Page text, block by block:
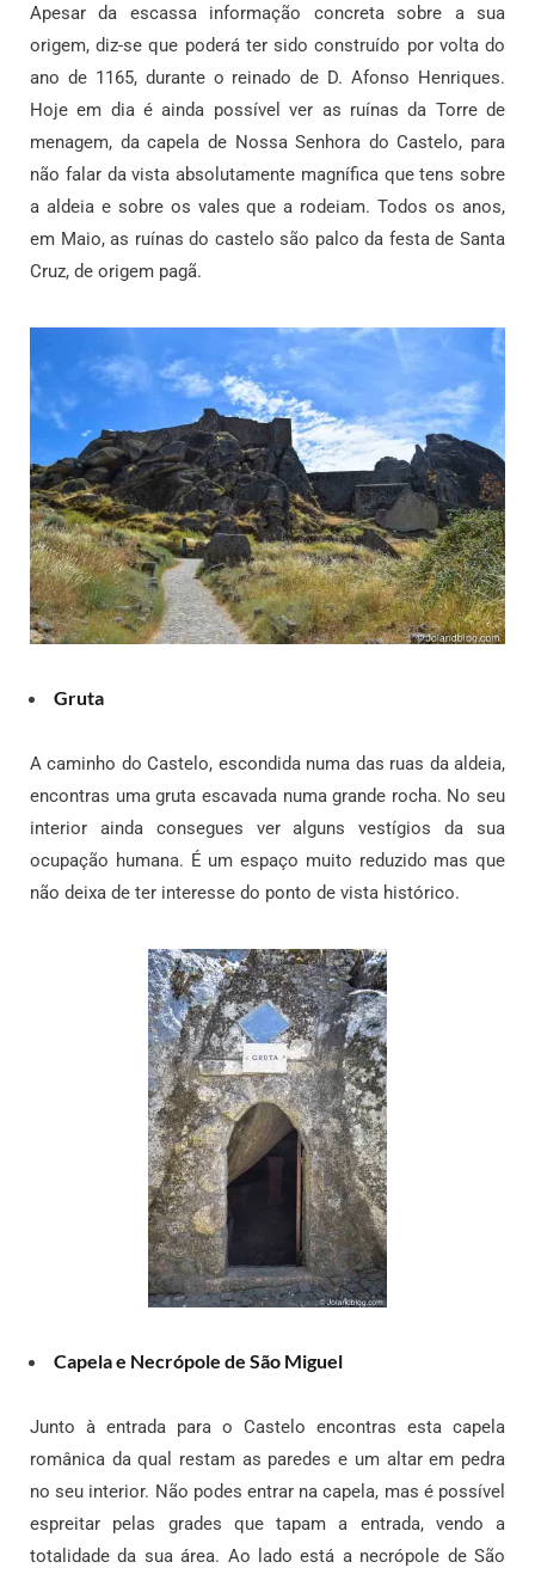
Apesar da escassa informação concreta sobre a sua
origem, diz-se que poderá ter sido construído por volta do
ano de 1165, durante o reinado de D. Afonso Henriques.
Hoje em dia é ainda possível ver as ruínas da Torre de
menagem, da capela de Nossa Senhora do Castelo, para
não falar da vista absolutamente magnífica que tens sobre
a aldeia e sobre os vales que a rodeiam. Todos os anos,
em Maio, as ruínas do castelo são palco da festa de Santa
Cruz, de origem pagã.
Gruta
A caminho do Castelo, escondida numa das ruas da aldeia,
encontras uma gruta escavada numa grande rocha. No seu
interior ainda consegues ver alguns vestígios da sua
ocupação humana. É um espaço muito reduzido mas que
não deixa de ter interesse do ponto de vista histórico.
Capela e Necrópole de São Miguel
Junto à entrada para o Castelo encontras esta capela
românica da qual restam as paredes e um altar em pedra
no seu interior. Não podes entrar na capela, mas é possível
espreitar pelas grades que tapam a entrada, vendo a
totalidade da sua área. Ao lado está a necrópole de São